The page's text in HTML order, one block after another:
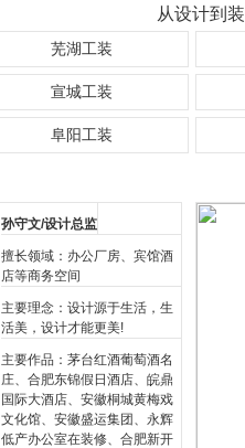
从设计到
芜湖工装
宣城工装
阜阳工装
孙守文/设计总监
擅长领域：办公厂房、宾馆酒
店等商务空间
主要理念：设计源于生活，生
活美，设计才能更美!
主要作品：茅台红酒葡萄酒名
庄、合肥东锦假日酒店、皖鼎
国际大酒店、安徽桐城黄梅戏
文化馆、安徽盛运集团、永辉
低产办公室在装修、合肥新开